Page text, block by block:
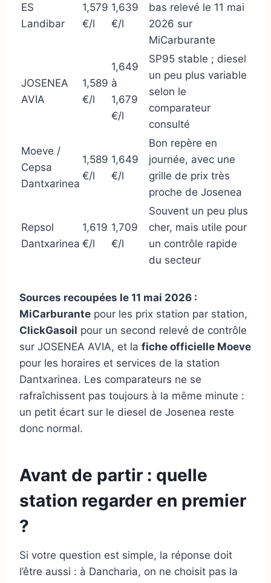
ES
Landibar
1,579
€/l
1,639
€/l
bas relevé le 11 mai
2026 sur
MiCarburante
JOSENEA
AVIA
1,589
€/l
1,649
à
1,679
€/l
SP95 stable ; diesel
un peu plus variable
selon le
comparateur
consulté
Moeve /
Cepsa
Dantxarinea
1,589
€/l
1,649
€/l
Bon repère en
journée, avec une
grille de prix très
proche de Josenea
Repsol
Dantxarinea
1,619
€/l
1,709
€/l
Souvent un peu plus
cher, mais utile pour
un contrôle rapide
du secteur
Sources recoupées le 11 mai 2026 :
MiCarburante pour les prix station par station,
ClickGasoil pour un second relevé de contrôle
sur JOSENEA AVIA, et la fiche officielle Moeve
pour les horaires et services de la station
Dantxarinea. Les comparateurs ne se
rafraîchissent pas toujours à la même minute :
un petit écart sur le diesel de Josenea reste
donc normal.
Avant de partir : quelle
station regarder en premier
?
Si votre question est simple, la réponse doit
l’être aussi : à Dancharia, on ne choisit pas la